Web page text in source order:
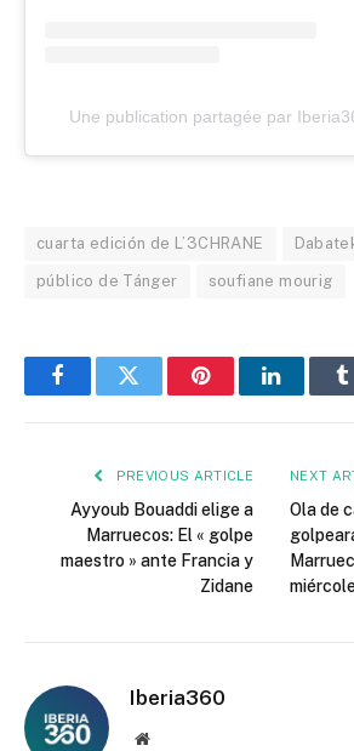
Une publication partagée par
cuarta edición de L’3CHRANE
público de Tánger soufiane mourig
FacebookTwitter PinterestLinkedIn
PREVIOUS ARTICLE
Ayyoub Bouaddi elige a
Marruecos: El « golpe
maestro » ante Francia y
Zidane
NEXT
Ola de
Iberia360
Website